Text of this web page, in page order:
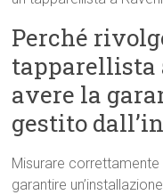
Perché
tapparellista
avere la
gestito
Misurare
garantire